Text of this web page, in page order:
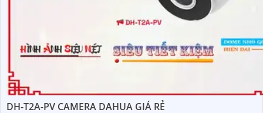
DH-T2A-PV CAMERA DAHUA GIÁ RẺ